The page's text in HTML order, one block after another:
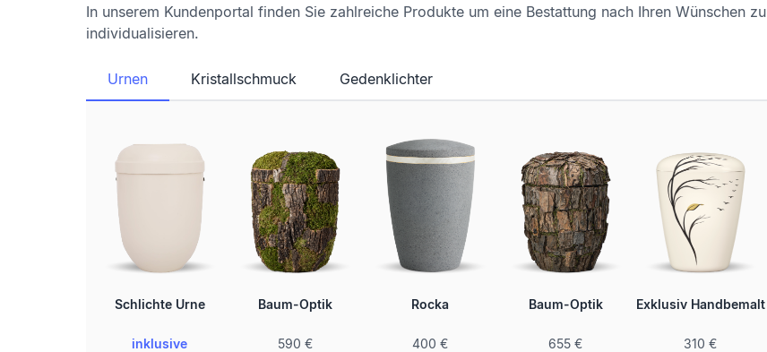
In unserem Kundenportal finden Sie zahlreiche Produkte um eine Bestattung nach Ihren Wünschen zu
individualisieren.
Urnen Kristallschmuck Gedenklichter
Schlichte Urne
inklusive
Baum-Optik
590 €
Rocka
400 €
Baum-Optik
655 €
Exklusiv Handbemalt
310 €